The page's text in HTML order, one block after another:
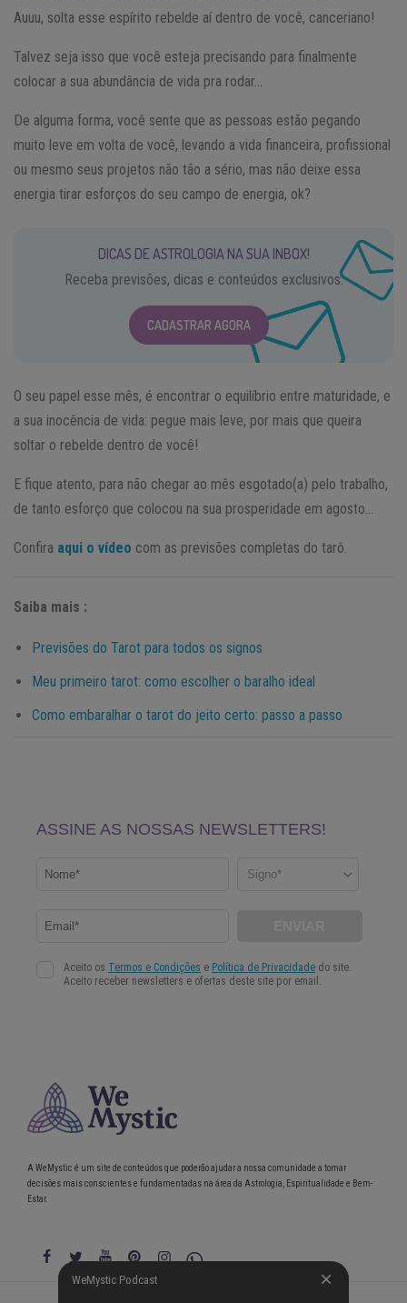
Auuu, solta esse espírito rebelde aí dentro de você, canceriano!
Talvez seja isso que você esteja precisando para finalmente
colocar a sua abundância de vida pra rodar…
De alguma forma, você sente que as pessoas estão pegando
muito leve em volta de você, levando a vida financeira, profissional
ou mesmo seus projetos não tão a sério, mas não deixe essa
energia tirar esforços do seu campo de energia, ok?
DICAS DE ASTROLOGIA NA SUA INBOX!
Receba previsões, dicas e conteúdos exclusivos.
CADASTRAR AGORA
O seu papel esse mês, é encontrar o equilíbrio entre maturidade, e
a sua inocência de vida: pegue mais leve, por mais que queira
soltar o rebelde dentro de você!
E fique atento, para não chegar ao mês esgotado(a) pelo trabalho,
de tanto esforço que colocou na sua prosperidade em agosto…
Confira aqui o vídeo com as previsões completas do tarô.
Saiba mais :
Previsões do Tarot para todos os signos
Meu primeiro tarot: como escolher o baralho ideal
Como embaralhar o tarot do jeito certo: passo a passo
WeMystic Podcast
A WeMystic é um site de conteúdos que poderão ajudar a nossa comunidade a tomar
decisões mais conscientes e fundamentadas na área da Astrologia, Espiritualidade e Bem-
Estar.
WeMystic Podcast